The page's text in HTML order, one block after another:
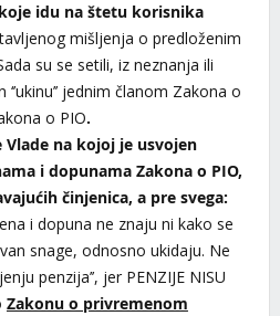
idu na štetu korisnika
mišljenja o predloženim
su se setili, iz neznanja ili
jednim članom Zakona o
o PIO.
Vlade na kojoj je usvojen
i dopunama Zakona o PIO,
činjenica, a pre svega:
i dopuna ne znaju ni kako se
snage, odnosno ukidaju. Ne
penzija’’, jer PENZIJE NISU
Zakonu o privremenom